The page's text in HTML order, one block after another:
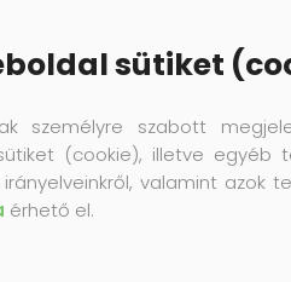
sütiket
személyre szabott
(cookie), illetve egyéb
valamint azok
érhető el.